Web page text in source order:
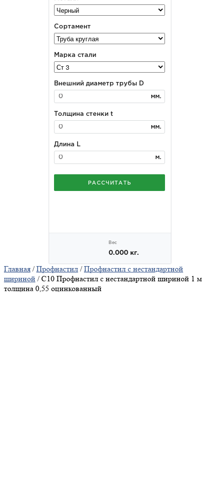
Главная /Профнастил /Профнастил с нестандартной
шириной / С10 Профнастил с нестандартной шириной 1 м
толщина 0,55 оцинкованный